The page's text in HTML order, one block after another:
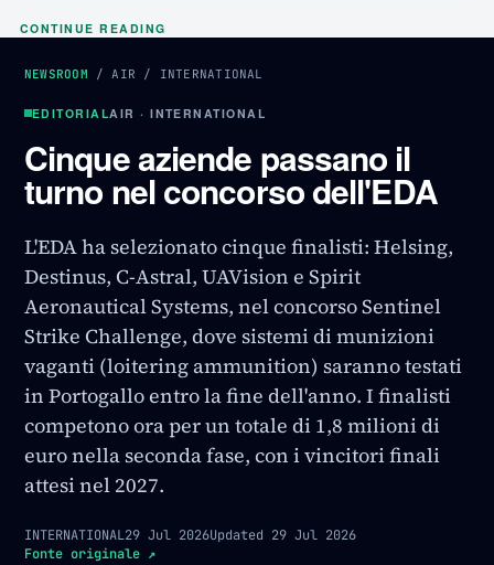
CONTINUE READING
NEWSROOM /AIR / INTERNATIONAL
EDITORIALAIR · INTERNATIONAL
Cinque aziende passano il
turno nel concorso dell'EDA
L'EDA ha selezionato cinque finalisti: Helsing,
Destinus, C-Astral, UAVision e Spirit
Aeronautical Systems, nel concorso Sentinel
Strike Challenge, dove sistemi di munizioni
vaganti (loitering ammunition) saranno testati
in Portogallo entro la fine dell'anno. I finalisti
competono ora per un totale di 1,8 milioni di
euro nella seconda fase, con i vincitori finali
attesi nel 2027.
INTERNATIONAL29 Jul 2026Updated 29 Jul 2026
Fonte originale ↗